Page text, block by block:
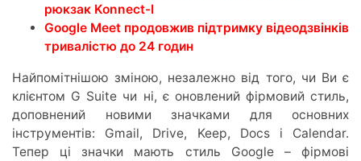
рюкзак Konnect-I
Google Meet продовжив підтримку відеодзвінків
тривалістю до 24 годин
Найпомітнішою зміною, незалежно від того, чи Ви є
клієнтом G Suite чи ні, є оновлений фірмовий стиль,
доповнений новими значками для основних
інструментів: Gmail, Drive, Keep, Docs і Calendar.
Тепер ці значки мають стиль Google – фірмові